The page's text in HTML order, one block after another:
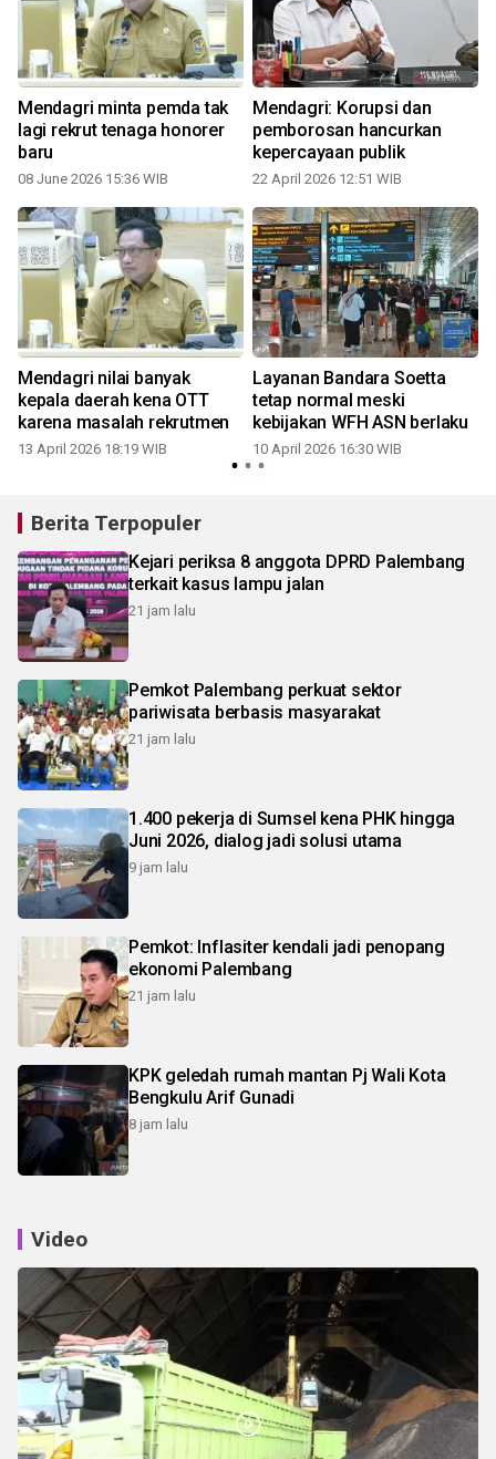
Mendagri minta pemda tak
lagi rekrut tenaga honorer
baru
08 June 2026 15:36 WIB
Mendagri: Korupsi dan
pemborosan hancurkan
kepercayaan publik
22 April 2026 12:51 WIB
Mendagri nilai banyak
kepala daerah kena OTT
karena masalah rekrutmen
13 April 2026 18:19 WIB
Layanan Bandara Soetta
tetap normal meski
kebijakan WFH ASN berlaku
10 April 2026 16:30 WIB
Berita Terpopuler
Kejari periksa 8 anggota DPRD Palembang
terkait kasus lampu jalan
21 jam lalu
Pemkot Palembang perkuat sektor
pariwisata berbasis masyarakat
21 jam lalu
1.400 pekerja di Sumsel kena PHK hingga
Juni 2026, dialog jadi solusi utama
9 jam lalu
Pemkot: Inflasiter kendali jadi penopang
ekonomi Palembang
21 jam lalu
KPK geledah rumah mantan Pj Wali Kota
Bengkulu Arif Gunadi
8 jam lalu
Video